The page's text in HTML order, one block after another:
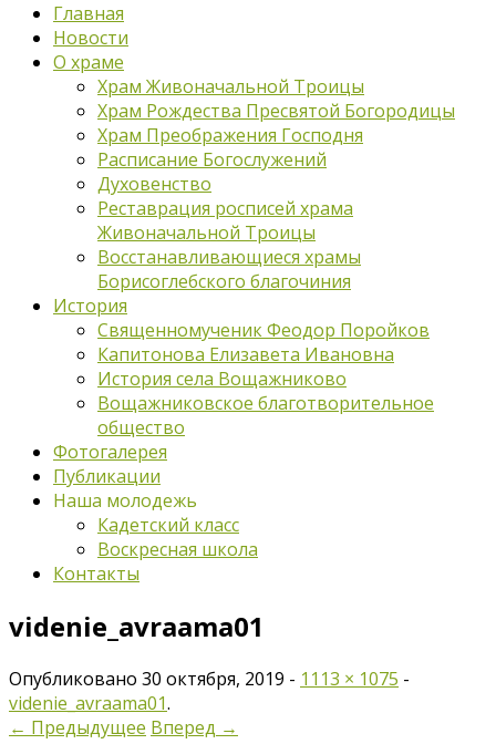
Главная
Новости
О храме
Храм Живоначальной Троицы
Храм Рождества Пресвятой Богородицы
Храм Преображения Господня
Расписание Богослужений
Духовенство
Реставрация росписей храма
Живоначальной Троицы
Восстанавливающиеся храмы
Борисоглебского благочиния
История
Священномученик Феодор Поройков
Капитонова Елизавета Ивановна
История села Вощажниково
Вощажниковское благотворительное
общество
Фотогалерея
Публикации
Наша молодежь
Кадетский класс
Воскресная школа
Контакты
videnie_avraama01
Опубликовано 30 октября, 2019 - 1113 × 1075 -
videnie_avraama01.
← Предыдущее Вперед →